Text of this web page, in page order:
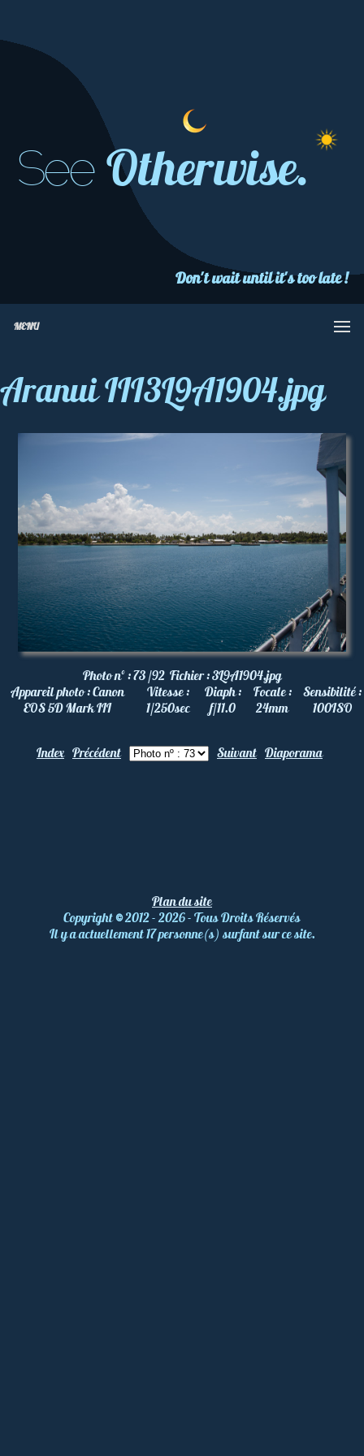
See Otherwise.
Don't wait until it's too late !
MENU
Aranui III3L9A1904.jpg
Photo nº :73 /92 Fichier :3L9A1904.jpg
Appareil photo :Canon
EOS 5D Mark III
Vitesse :
1/250sec
Diaph :
f/11.0
Focale :
24mm
Sensibilité :
100ISO
Index Précédent Suivant Diaporama
Plan du site
Copyright©2012 - 2026 - Tous Droits Réservés
Il y a actuellement 17 personne(s) surfant sur ce site.